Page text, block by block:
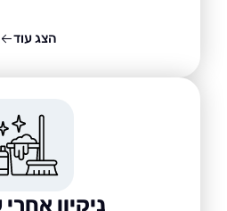
ניקיון אחרי שיפוץ